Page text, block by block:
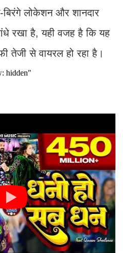
बिरंगे लोकेशन और शानदार
रखा है, यही वजह है कि यह
तेजी से वायरल हो रहा है।